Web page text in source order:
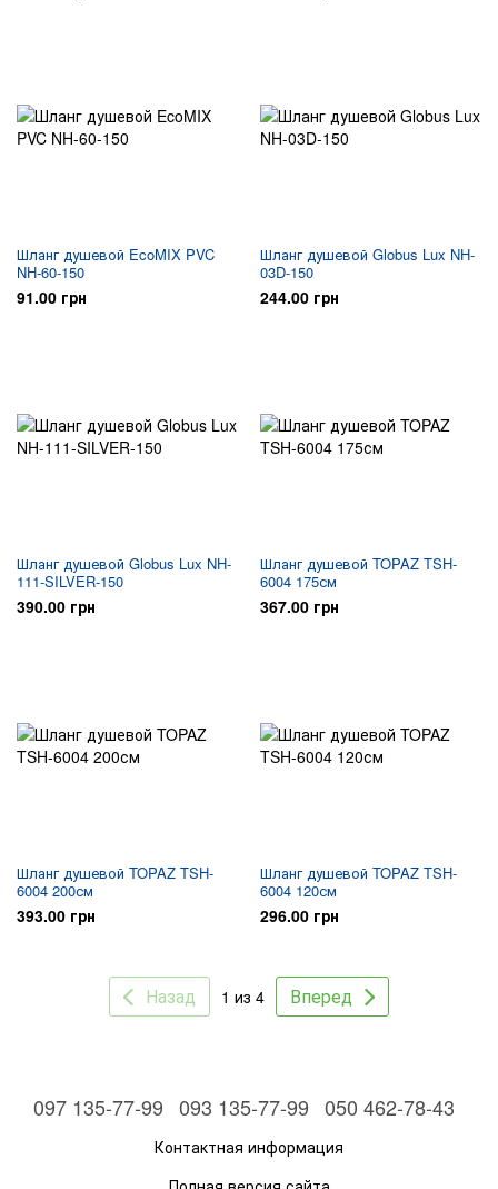
Шланг душевой EcoMIX PVC
NH-60-150
91.00 грн
Шланг душевой Globus Lux NH-
03D-150
244.00 грн
Шланг душевой Globus Lux NH-
111-SILVER-150
390.00 грн
Шланг душевой TOPAZ TSH-
6004 175см
367.00 грн
Шланг душевой TOPAZ TSH-
6004 200см
393.00 грн
Шланг душевой TOPAZ TSH-
6004 120см
296.00 грн
Назад 1 из 4 Вперед
097 135-77-99 093 135-77-99 050 462-78-43
Контактная информация